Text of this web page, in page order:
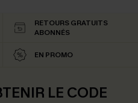
RETOURS GRATUITS
ABONNÉS
EN PROMO
LE CODE